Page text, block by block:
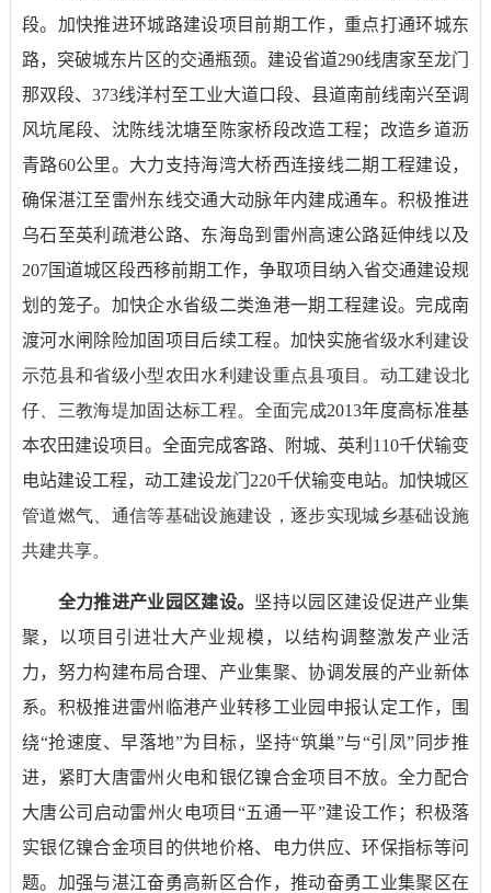
段。加快推进环城路建设项目前期工作，重点打通环城东
路，突破城东片区的交通瓶颈。建设省道290线唐家至龙门
那双段、 373线洋村至工业大道口段、县道南前线南兴至调
风坑尾段、沈陈线沈塘至陈家桥段改造工程；改造乡道沥
青路60公里。大力支持海湾大桥西连接线二期工程建设，
确保湛江至雷州东线交通大动脉年内建成通车。积极推进
乌石至英利疏港公路、东海岛到雷州高速公路延伸线以及
207国道城区段西移前期工作，争取项目纳入省交通建设规
划的笼子。加快企水省级二类渔港一期工程建设。完成南
渡河水闸除险加固项目后续工程。加快实施省级水利建设
示范县和省级小型农田水利建设重点县项目。动工建设北
仔、三教海堤加固达标工程。全面完成2013年度高标准基
本农田建设项目。全面完成客路、附城、英利 110千伏输变
电站建设工程，动工建设龙门 220千伏输变电站。加快城区
管道燃气、通信等基础设施建设，逐步实现城乡基础设施
共建共享。
全力推进产业园区建设。 坚持以园区建设促进产业集
聚，以项目引进壮大产业规模，以结构调整激发产业活
力，努力构建布局合理、产业集聚、协调发展的产业新体
系。 积极推进雷州临港产业转移工业园申报认定工作，围
绕“抢速度、早落地”为目标，坚持“筑巢”与“引凤”同步推
进，紧盯大唐雷州火电和银亿镍合金项目不放。全力配合
大唐公司启动雷州火电项目“五通一平”建设工作；积极落
实银亿镍合金项目的供地价格、电力供应、环保指标等问
题。加强与湛江奋勇高新区合作，推动奋勇工业集聚区在